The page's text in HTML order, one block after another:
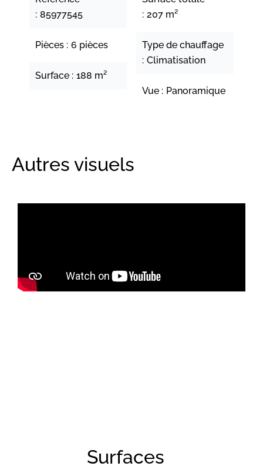
85977545
Pièces 6 pièces
Surface 188 m²
207 m²
Type de chauffage
Climatisation
Vue Panoramique
Autres visuels
Surfaces